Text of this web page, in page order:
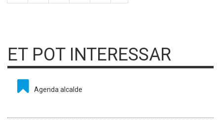
ET POT INTERESSAR
Agenda alcalde